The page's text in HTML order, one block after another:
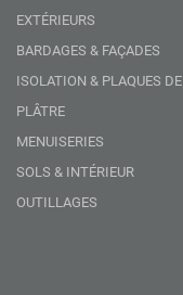
EXTÉRIEURS
BARDAGES & FAÇADES
ISOLATION & PLAQUES DE
PLÂTRE
MENUISERIES
SOLS & INTÉRIEUR
OUTILLAGES